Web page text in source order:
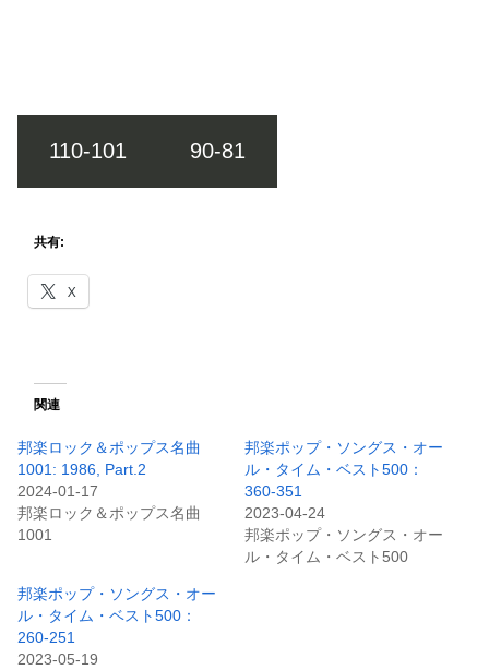
110-101 90-81
共有:
X
関連
邦楽ロック＆ポップス名曲
1001: 1986, Part.2
2024-01-17
邦楽ロック＆ポップス名曲
1001
邦楽ポップ・ソングス・オー
ル・タイム・ベスト500：
360-351
2023-04-24
邦楽ポップ・ソングス・オー
ル・タイム・ベスト500
邦楽ポップ・ソングス・オー
ル・タイム・ベスト500：
260-251
2023-05-19